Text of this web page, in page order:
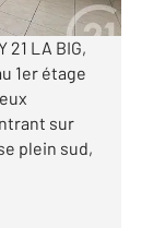
21 LA BIG,
1er étage
sur
plein sud,